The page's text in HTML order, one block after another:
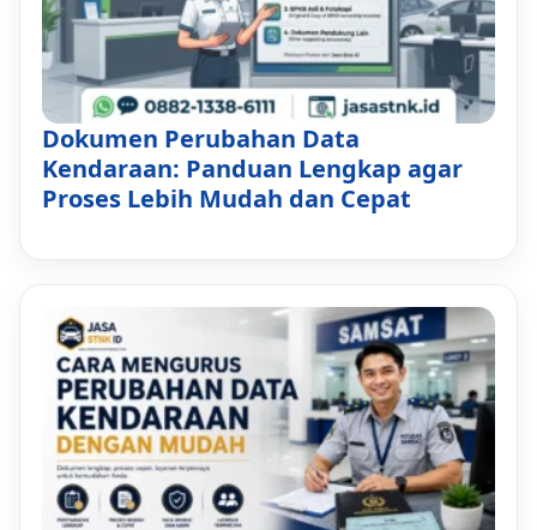
Dokumen Perubahan Data
Kendaraan: Panduan Lengkap agar
Proses Lebih Mudah dan Cepat